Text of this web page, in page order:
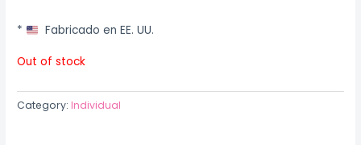
* Fabricado en EE. UU.
Out of stock
Category: Individual